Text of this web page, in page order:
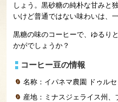
しょう。黒砂糖の純朴な甘みと
いけど普通ではない味わいは、
黒糖の味のコーヒーで、ゆるり
かがでしょうか？
コーヒー豆の情報
名称：イパネマ農園 ドゥルセ
産地：ミナスジェライス州、